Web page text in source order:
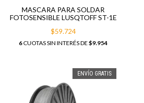
MASCARA PARA SOLDAR
FOTOSENSIBLE LUSQTOFF ST-1E
$59.724
6CUOTAS SIN INTERÉS DE$9.954
ENVÍO GRATIS